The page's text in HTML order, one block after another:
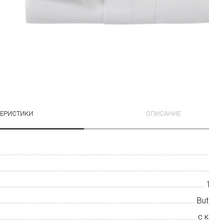
ОПИСАНИЕ
с